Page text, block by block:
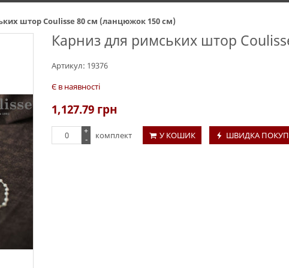
штор Coulisse 80 см (ланцюжок 150 см)
Карниз для римських штор
Артикул: 19376
Є в наявності
1,127.79 грн
+
-
комплект У КОШИК ШВИДКА